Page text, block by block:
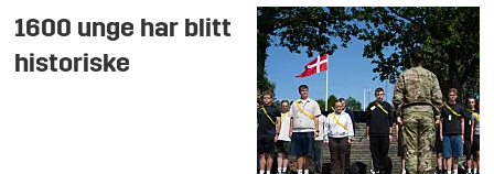
1600 unge har blitt
historiske